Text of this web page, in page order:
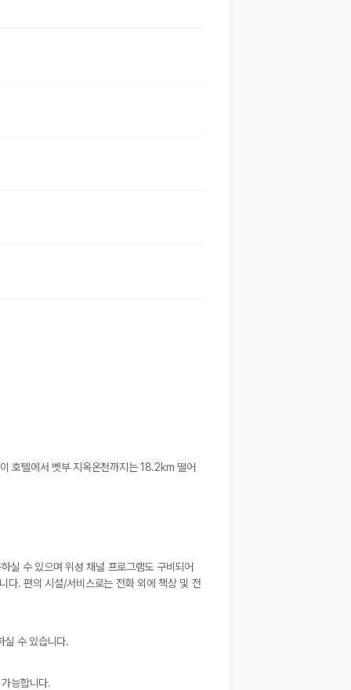
호텔에서 벳부 지옥온천까지는 18.2km 떨어
실 수 있으며 위성 채널 프로그램도 구비되어
다. 편의 시설/서비스로는 전화 외에 책상 및 전
수 있습니다.
능합니다.